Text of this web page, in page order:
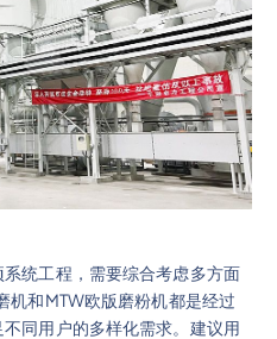
统工程，需要综合考虑多方面
机和MTW欧版磨粉机都是经过
同用户的多样化需求。建议用